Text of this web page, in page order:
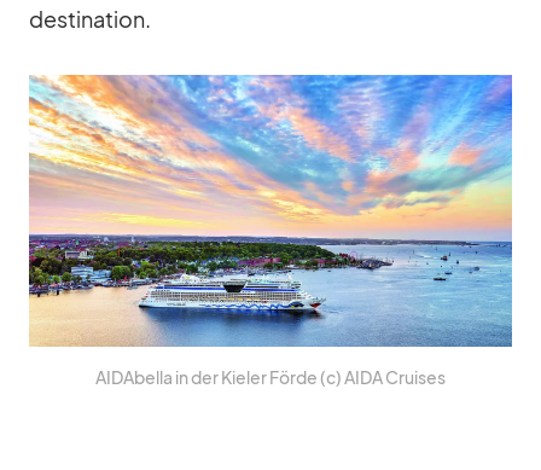
de­sti­na­tion.
AI­DA­bella in der Kie­ler Förde (c) AIDA Crui­ses